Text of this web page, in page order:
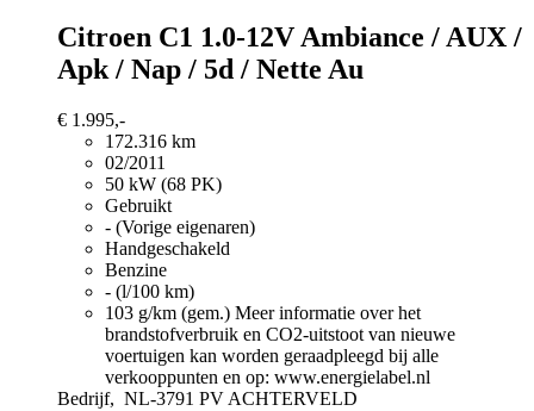
Citroen C1 1.0-12V Ambiance / AUX /
Apk / Nap / 5d / Nette Au
€ 1.995,-
172.316 km
02/2011
50 kW (68 PK)
Gebruikt
- (Vorige eigenaren)
Handgeschakeld
Benzine
- (l/100 km)
103 g/km (gem.) Meer informatie over het
brandstofverbruik en CO2-uitstoot van nieuwe
voertuigen kan worden geraadpleegd bij alle
verkooppunten en op: www.energielabel.nl
Bedrijf, NL-3791 PV ACHTERVELD